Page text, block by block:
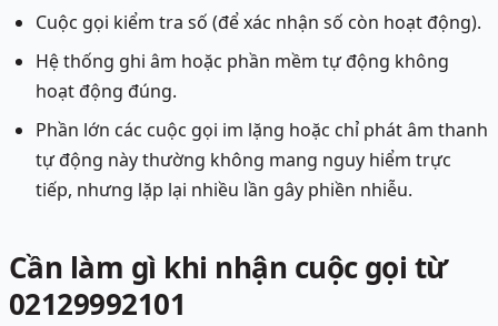
Cuộc gọi kiểm tra số (để xác nhận số còn hoạt động).
Hệ thống ghi âm hoặc phần mềm tự động không
hoạt động đúng.
Phần lớn các cuộc gọi im lặng hoặc chỉ phát âm thanh
tự động này thường không mang nguy hiểm trực
tiếp, nhưng lặp lại nhiều lần gây phiền nhiễu.
Cần làm gì khi nhận cuộc gọi từ
02129992101